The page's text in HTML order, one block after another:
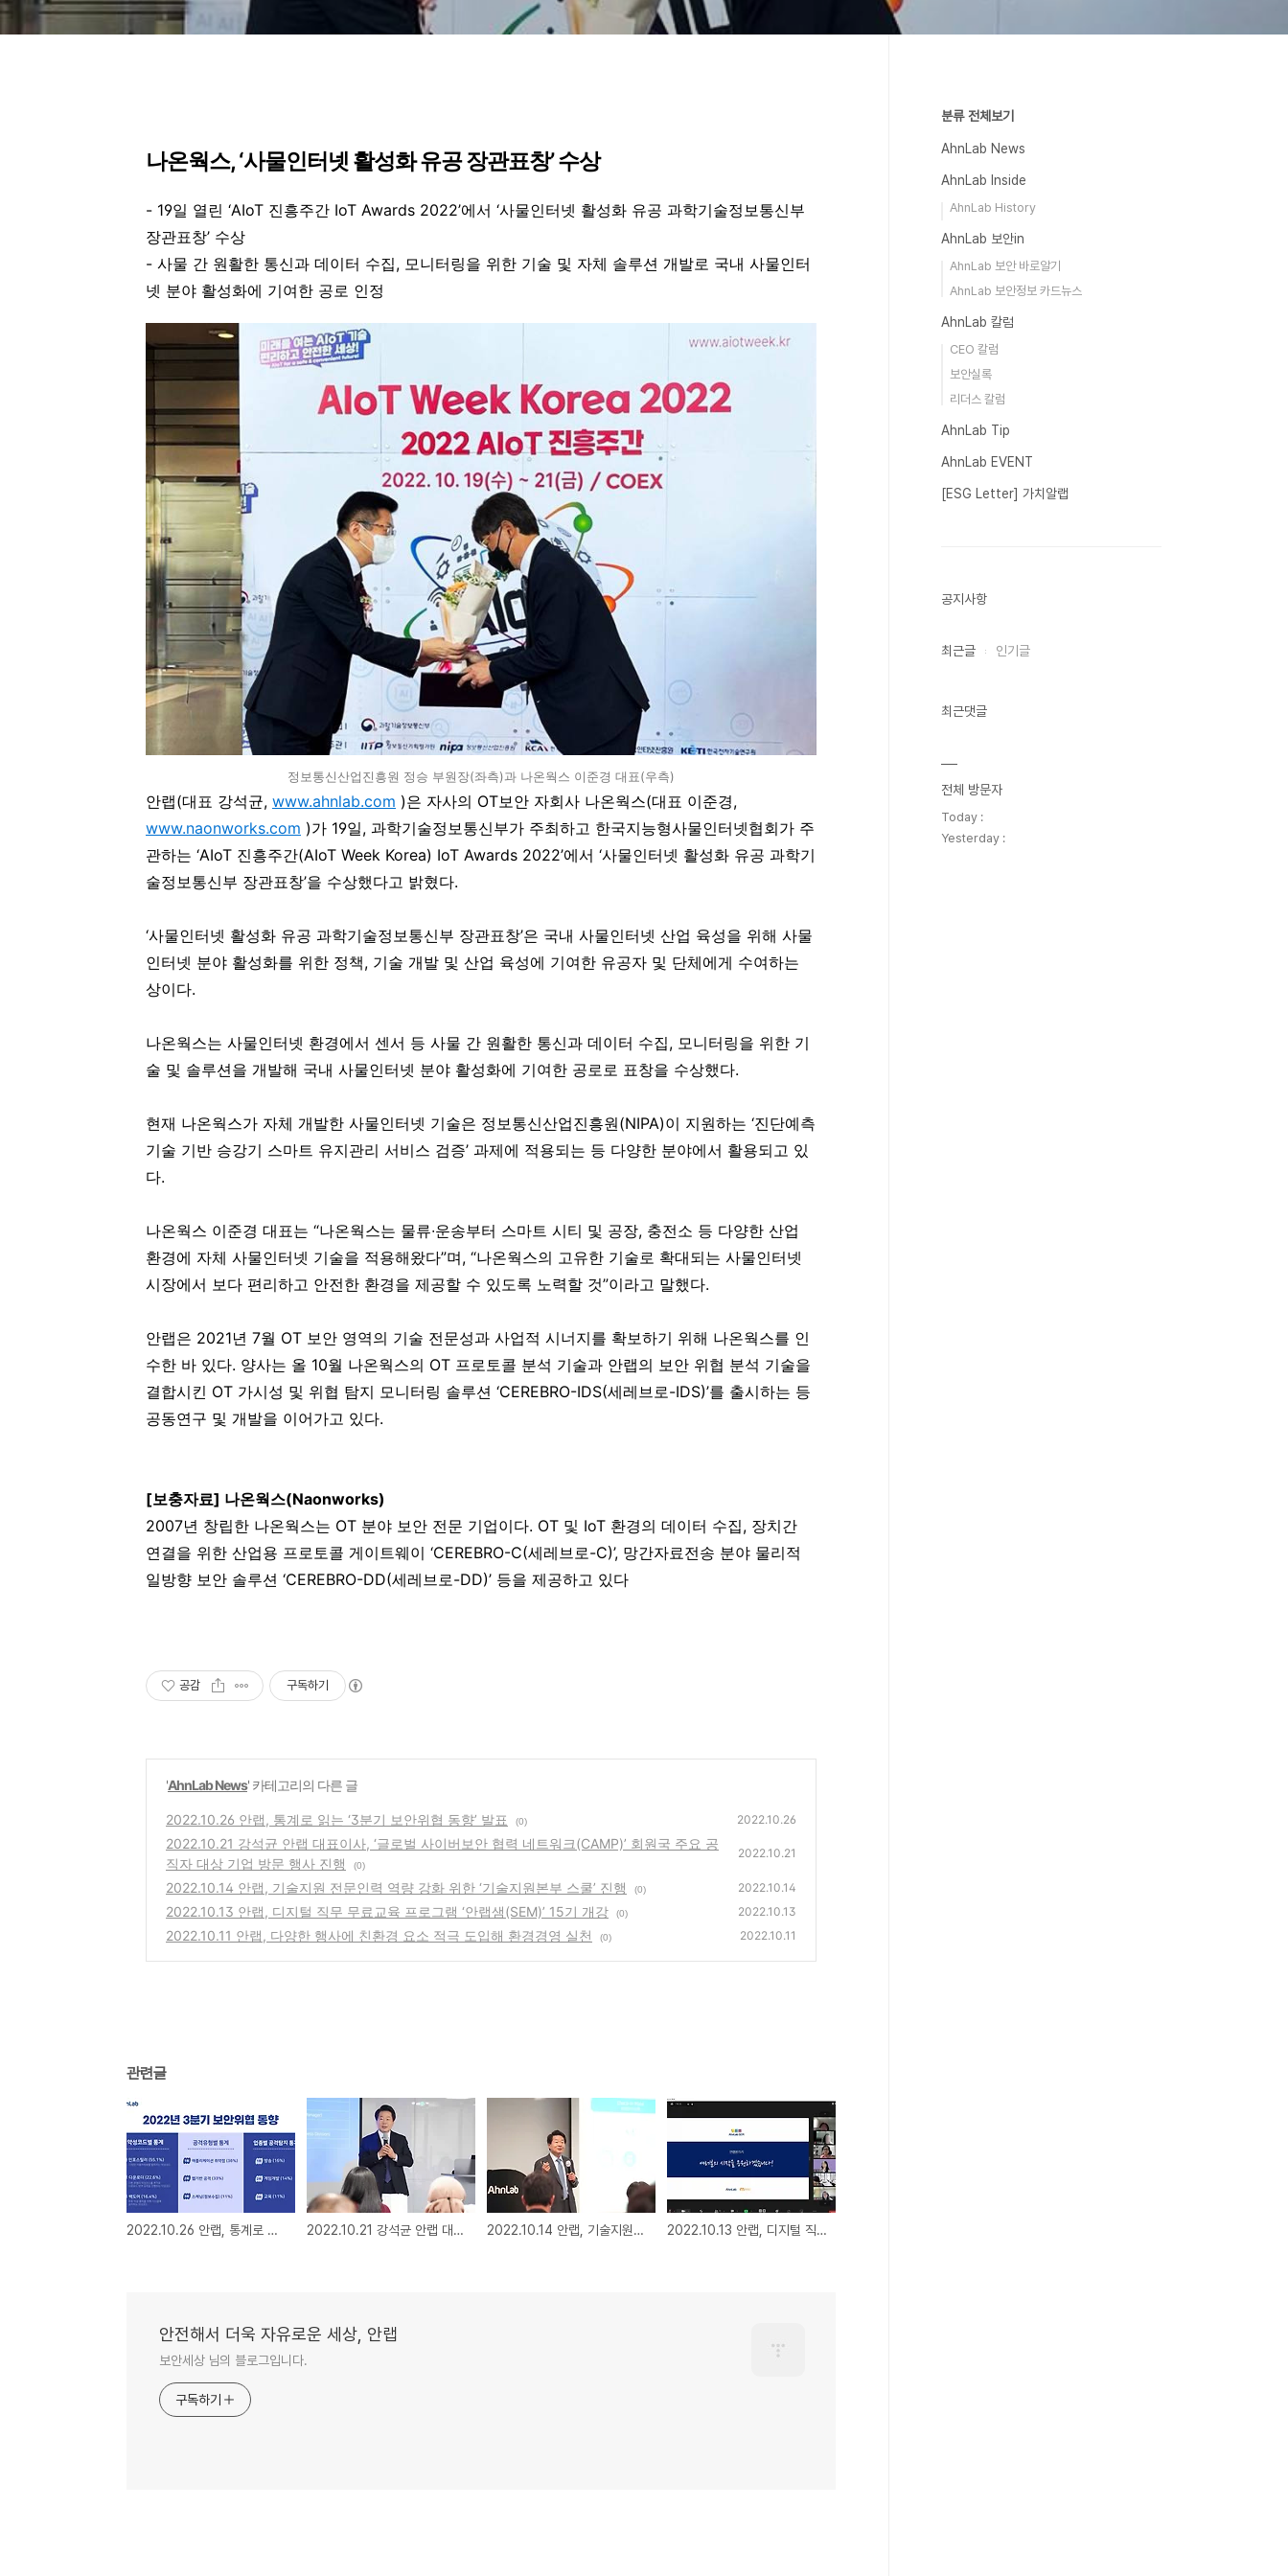
나온웍스, ‘사물인터넷 활성화 유공 장관표창’ 수상
- 19일 열린 ‘AIoT 진흥주간 IoT Awards 2022’에서 ‘사물인터넷 활성화 유공 과학기술정보통신부
장관표창’ 수상
- 사물 간 원활한 통신과 데이터 수집, 모니터링을 위한 기술 및 자체 솔루션 개발로 국내 사물인터
넷 분야 활성화에 기여한 공로 인정
정보통신산업진흥원 정승 부원장(좌측)과 나온웍스 이준경 대표(우측)
안랩(대표 강석균, www.ahnlab.com )은 자사의 OT보안 자회사 나온웍스(대표 이준경,
www.naonworks.com )가 19일, 과학기술정보통신부가 주최하고 한국지능형사물인터넷협회가 주
관하는 ‘AIoT 진흥주간(AIoT Week Korea) IoT Awards 2022’에서 ‘사물인터넷 활성화 유공 과학기
술정보통신부 장관표창’을 수상했다고 밝혔다.
‘사물인터넷 활성화 유공 과학기술정보통신부 장관표창’은 국내 사물인터넷 산업 육성을 위해 사물
인터넷 분야 활성화를 위한 정책, 기술 개발 및 산업 육성에 기여한 유공자 및 단체에게 수여하는
상이다.
나온웍스는 사물인터넷 환경에서 센서 등 사물 간 원활한 통신과 데이터 수집, 모니터링을 위한 기
술 및 솔루션을 개발해 국내 사물인터넷 분야 활성화에 기여한 공로로 표창을 수상했다.
현재 나온웍스가 자체 개발한 사물인터넷 기술은 정보통신산업진흥원(NIPA)이 지원하는 ‘진단예측
기술 기반 승강기 스마트 유지관리 서비스 검증’ 과제에 적용되는 등 다양한 분야에서 활용되고 있
다.
나온웍스 이준경 대표는 “나온웍스는 물류∙운송부터 스마트 시티 및 공장, 충전소 등 다양한 산업
환경에 자체 사물인터넷 기술을 적용해왔다”며, “나온웍스의 고유한 기술로 확대되는 사물인터넷
시장에서 보다 편리하고 안전한 환경을 제공할 수 있도록 노력할 것”이라고 말했다.
안랩은 2021년 7월 OT 보안 영역의 기술 전문성과 사업적 시너지를 확보하기 위해 나온웍스를 인
수한 바 있다. 양사는 올 10월 나온웍스의 OT 프로토콜 분석 기술과 안랩의 보안 위협 분석 기술을
결합시킨 OT 가시성 및 위협 탐지 모니터링 솔루션 ‘CEREBRO-IDS(세레브로-IDS)’를 출시하는 등
공동연구 및 개발을 이어가고 있다.
[보충자료] 나온웍스(Naonworks)
2007년 창립한 나온웍스는 OT 분야 보안 전문 기업이다. OT 및 IoT 환경의 데이터 수집, 장치간
연결을 위한 산업용 프로토콜 게이트웨이 ‘CEREBRO-C(세레브로-C)’, 망간자료전송 분야 물리적
일방향 보안 솔루션 ‘CEREBRO-DD(세레브로-DD)’ 등을 제공하고 있다
공감 구독하기
'AhnLab News' 카테고리의 다른 글
2022.10.26 안랩, 통계로 읽는 ‘3분기 보안위협 동향’ 발표 (0) 2022.10.26
2022.10.21 강석균 안랩 대표이사, ‘글로벌 사이버보안 협력 네트워크(CAMP)’ 회원국 주요 공
직자 대상 기업 방문 행사 진행
(0)
2022.10.21
2022.10.14 안랩, 기술지원 전문인력 역량 강화 위한 ‘기술지원본부 스쿨’ 진행 (0) 2022.10.14
2022.10.13 안랩, 디지털 직무 무료교육 프로그램 ‘안랩샘(SEM)’ 15기 개강 (0) 2022.10.13
2022.10.11 안랩, 다양한 행사에 친환경 요소 적극 도입해 환경경영 실천 (0) 2022.10.11
관련글
2022.10.26 안랩, 통계로 읽는 ‘3분기 보안위협 동향’ 발표 2022.10.21 강석균 안랩 대표이사, ‘글로벌 사이버보안 협력 네트워크(CAMP)’ 회원국 주요 공직자 대상 기업 방문 행사 진행 2022.10.14 안랩, 기술지원 전문인력 역량 강화 위한 ‘기술지원본부 스쿨’ 진행 2022.10.13 안랩, 디지털 직무 무료교육 프로그램 ‘안랩샘(SEM)’ 15기 개강
안전해서 더욱 자유로운 세상, 안랩
보안세상 님의 블로그입니다.
구독하기
분류 전체보기
AhnLab News
AhnLab Inside
AhnLab History
AhnLab 보안in
AhnLab 보안 바로알기
AhnLab 보안정보 카드뉴스
AhnLab 칼럼
CEO 칼럼
보안실록
리더스 칼럼
AhnLab Tip
AhnLab EVENT
[ESG Letter] 가치알랩
공지사항
최근글 인기글
최근댓글
전체 방문자
Today :
Yesterday :